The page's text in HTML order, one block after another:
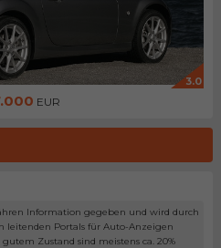
3.0
EUR
Information gegeben und wird durch
leitenden Portals für Auto-Anzeigen
Zustand sind meistens ca. 20%